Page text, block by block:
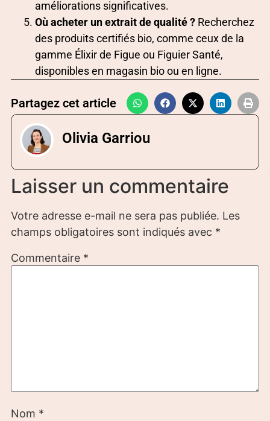
améliorations significatives.
Où acheter un extrait de qualité ? Recherchez
des produits certifiés bio, comme ceux de la
gamme Élixir de Figue ou Figuier Santé,
disponibles en magasin bio ou en ligne.
Partagez cet article
Olivia Garriou
Laisser un commentaire
Votre adresse e-mail ne sera pas publiée. Les
champs obligatoires sont indiqués avec *
Commentaire *
Nom *